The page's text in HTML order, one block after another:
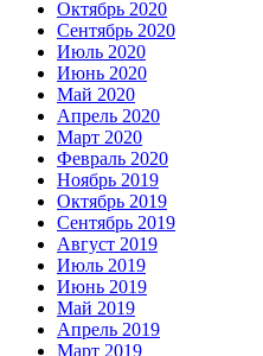
Октябрь 2020
Сентябрь 2020
Июль 2020
Июнь 2020
Май 2020
Апрель 2020
Март 2020
Февраль 2020
Ноябрь 2019
Октябрь 2019
Сентябрь 2019
Август 2019
Июль 2019
Июнь 2019
Май 2019
Апрель 2019
Март 2019